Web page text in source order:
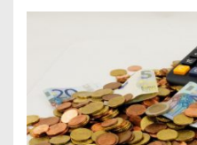
jeden
erfahren
Sie
es